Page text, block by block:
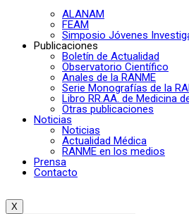
ALANAM
FEAM
Simposio Jóvenes
Publicaciones
Boletín de Actualidad
Observatorio Científico
Anales de la RANME
Serie Monografías de la
Libro RR.AA. de Medicina
Otras publicaciones
Noticias
Noticias
Actualidad Médica
RANME en los medios
Prensa
Contacto
X